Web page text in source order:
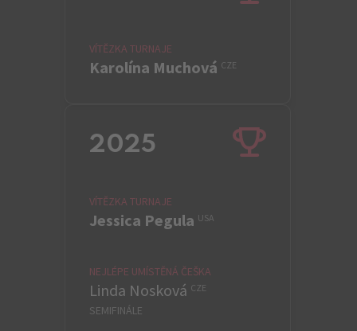
VÍTĚZKA TURNAJE
Karolína Muchová CZE
2025
VÍTĚZKA TURNAJE
Jessica Pegula USA
NEJLÉPE UMÍSTĚNÁ ČEŠKA
Linda Nosková CZE
SEMIFINÁLE